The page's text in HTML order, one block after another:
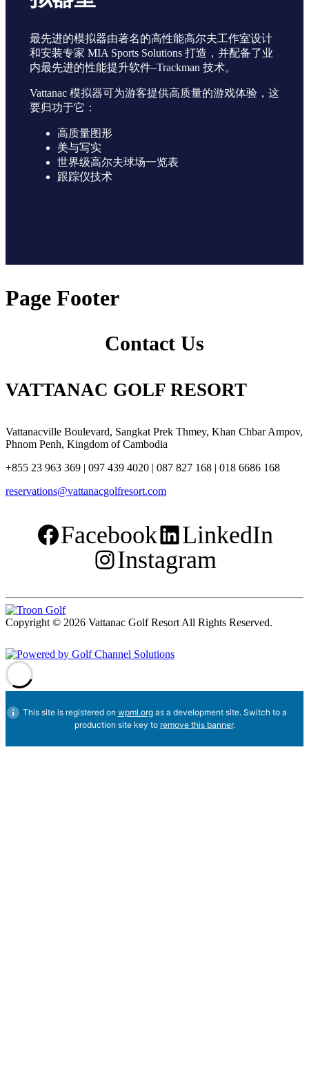
最先进的模拟器由著名的高性能高尔夫工作室设计
和安装专家 MIA Sports Solutions 打造，并配备了业
内最先进的性能提升软件–Trackman 技术。
Vattanac 模拟器可为游客提供高质量的游戏体验，这
要归功于它：
高质量图形
美与写实
世界级高尔夫球场一览表
跟踪仪技术
Page Footer
Contact Us
VATTANAC GOLF RESORT
Vattanacville Boulevard, Sangkat Prek Thmey, Khan Chbar Ampov,
Phnom Penh, Kingdom of Cambodia
+855 23 963 369 | 097 439 4020 | 087 827 168 | 018 6686 168
reservations@vattanacgolfresort.com
Facebook
LinkedIn
Instagram
Copyright © 2026 Vattanac Golf Resort All Rights Reserved.
This site is registered on wpml.orgas a development site. Switch to a
production site key to remove this banner.